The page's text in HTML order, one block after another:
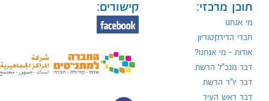
תוכן מרכזי:
מי אנחנו
חברי הדירקטוריון
אודות - מי אנחנו?
דבר מנכ"ל הרשת
דבר יו"ר הרשת
דבר ראש העיר
קישורים: